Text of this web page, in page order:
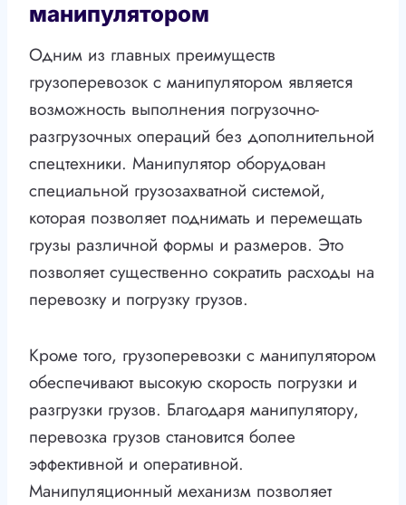
манипулятором
Одним из главных преимуществ
грузоперевозок с манипулятором является
возможность выполнения погрузочно-
разгрузочных операций без дополнительной
спецтехники. Манипулятор оборудован
специальной грузозахватной системой,
которая позволяет поднимать и перемещать
грузы различной формы и размеров. Это
позволяет существенно сократить расходы на
перевозку и погрузку грузов.
Кроме того, грузоперевозки с манипулятором
обеспечивают высокую скорость погрузки и
разгрузки грузов. Благодаря манипулятору,
перевозка грузов становится более
эффективной и оперативной.
Манипуляционный механизм позволяет